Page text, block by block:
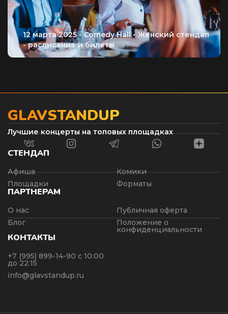
GLAVSTANDUP
Лучшие концерты на топовых площадках
СТЕНДАП
Афиша
Площадки
Комики
Форматы
ПАРТНЕРАМ
О нас
Блог
Публичная оферта
Положение о
конфиденциальности
КОНТАКТЫ
+7 (995) 899-14-90 с 10:00
до 22:15
info@glavstandup.ru